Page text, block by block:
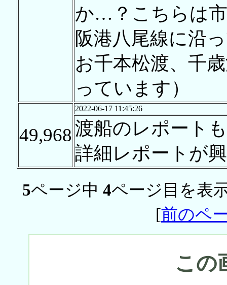
か…？こちらは
阪港八尾線に沿
お千本松渡、千
っています）
49,968
2022-06-17 11:45:26
渡船のレポート
詳細レポートが
5ページ中 4ページ目を表
[前のペ
この